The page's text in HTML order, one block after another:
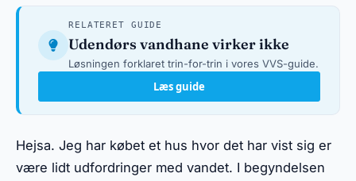
RELATERET GUIDE
Udendørs vandhane virker ikke
Løsningen forklaret trin-for-trin i vores VVS-guide.
Læs guide
Hejsa. Jeg har købet et hus hvor det har vist sig er
være lidt udfordringer med vandet. I begyndelsen